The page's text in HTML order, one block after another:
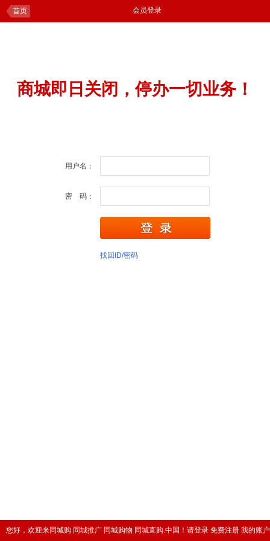
您好，欢迎来同城购 同城推广 同城购物 同城直购.中国！ 请登录 免费注册 我的账户
首页 会员登录
商城即日关闭，停办一切业务！
用户名：
密 码：
找回ID/密码